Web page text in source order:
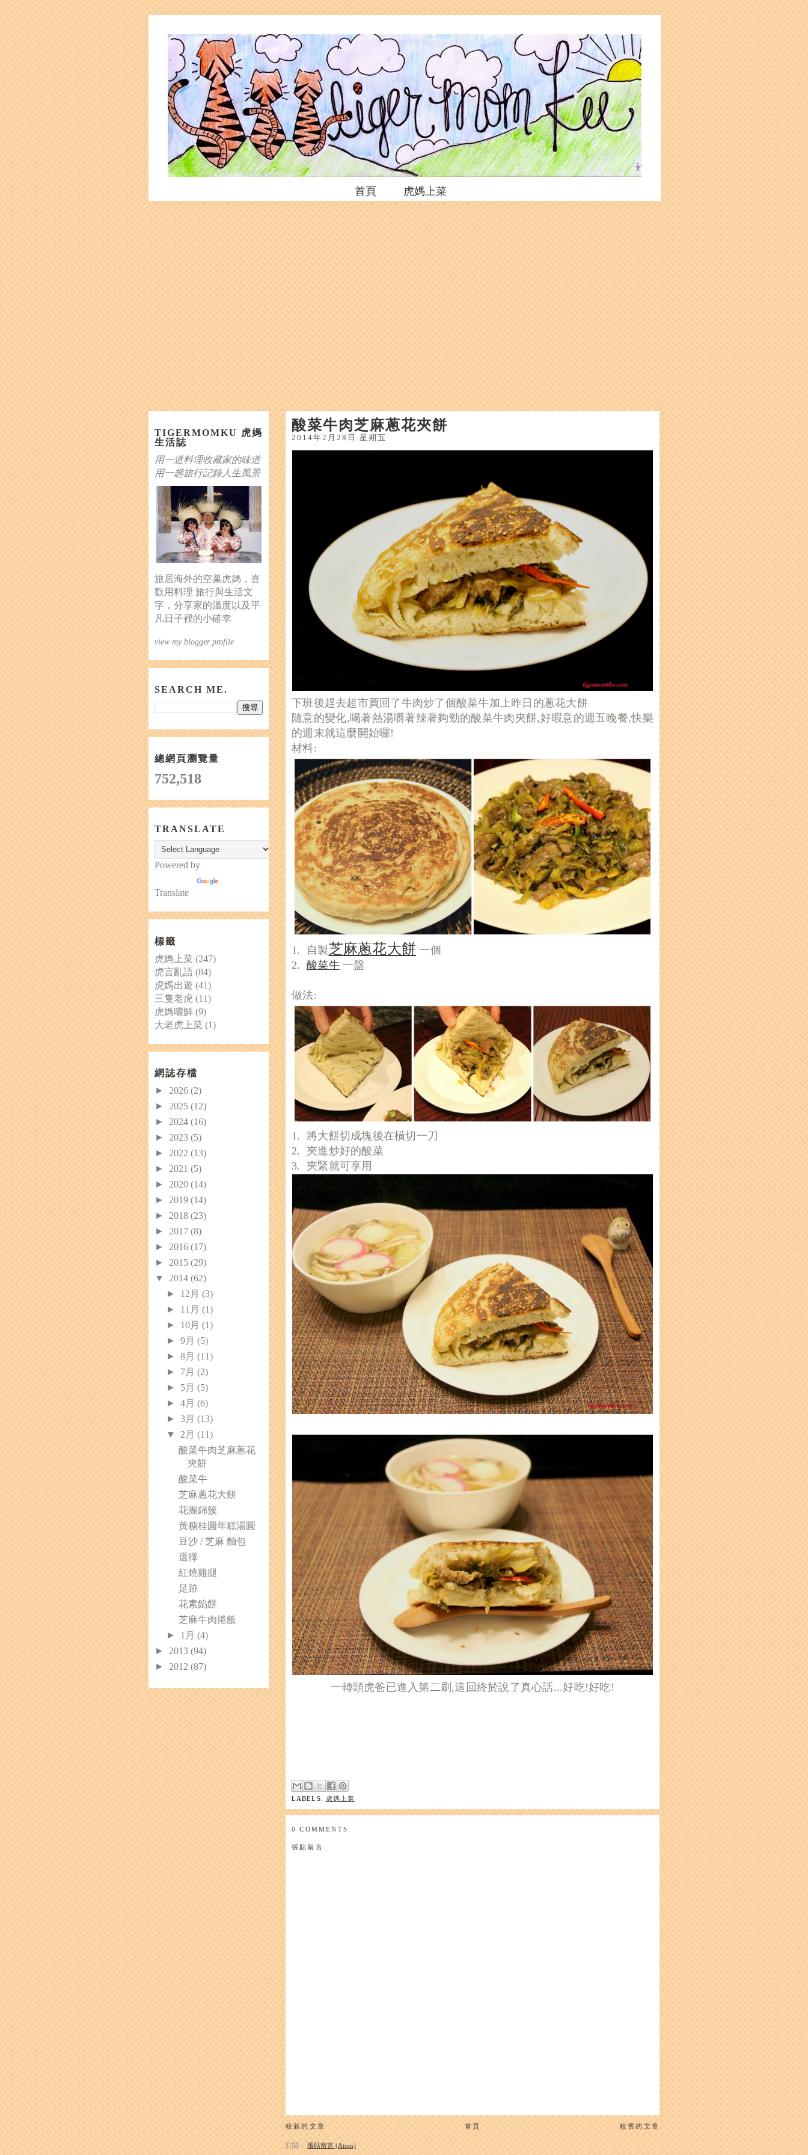
首頁 虎媽上菜
酸菜牛肉芝麻蔥花夾餅
2014年2月28日 星期五
下班後趕去超市買回了牛肉炒了個酸菜牛加上昨日的蔥花大餅
隨意的變化,喝著熱湯嚼著辣著夠勁的酸菜牛肉夾餅,好暇意的週五晚餐,快樂
的週末就這麼開始囉!
材料:
1. 自製芝麻蔥花大餅 一個
2. 酸菜牛一盤
做法:
1. 將大餅切成塊後在橫切一刀
2. 夾進炒好的酸菜
3. 夾緊就可享用
一轉頭虎爸已進入第二刷,這回終於說了真心話...好吃!好吃!
LABELS: 虎媽上菜
0 COMMENTS:
張貼留言
較新的文章 較舊的文章
首頁
訂閱： 張貼留言 (Atom)
TIGERMOMKU 虎媽
生活誌
用一道料理收藏家的味道
用一趟旅行記錄人生風景
旅居海外的空巢虎媽，喜
歡用料理 旅行與生活文
字，分享家的溫度以及平
凡日子裡的小確幸
view my blogger profile
SEARCH ME.
總網頁瀏覽量
752,518
TRANSLATE
Powered by
Translate
標籤
虎媽上菜 (247)
虎言亂語 (84)
虎媽出遊 (41)
三隻老虎 (11)
虎媽嚐鮮 (9)
大老虎上菜 (1)
網誌存檔
► 2026 (2)
► 2025 (12)
► 2024 (16)
► 2023 (5)
► 2022 (13)
► 2021 (5)
► 2020 (14)
► 2019 (14)
► 2018 (23)
► 2017 (8)
► 2016 (17)
► 2015 (29)
▼ 2014 (62)
► 12月(3)
► 11月(1)
► 10月(1)
►9月(5)
►8月(11)
► 7月(2)
► 5月(5)
►4月(6)
►3月(13)
▼ 2月(11)
酸菜牛肉芝麻蔥花
夾餅
酸菜牛
芝麻蔥花大餅
花團錦簇
黃糖桂圓年糕湯圓
豆沙 / 芝麻 麵包
選擇
紅燒雞腿
足跡
花素餡餅
芝麻牛肉捲飯
► 1月(4)
► 2013 (94)
► 2012 (87)